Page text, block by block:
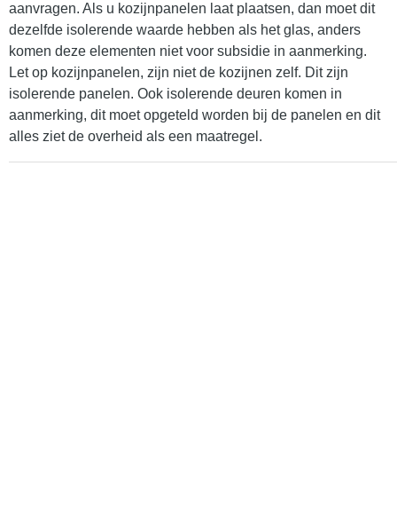
aanvragen. Als u kozijnpanelen laat plaatsen, dan moet dit
dezelfde isolerende waarde hebben als het glas, anders
komen deze elementen niet voor subsidie in aanmerking.
Let op kozijnpanelen, zijn niet de kozijnen zelf. Dit zijn
isolerende panelen. Ook isolerende deuren komen in
aanmerking, dit moet opgeteld worden bij de panelen en dit
alles ziet de overheid als een maatregel.